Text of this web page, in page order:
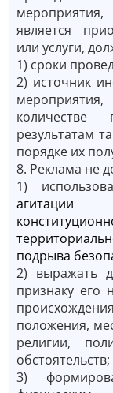
является
или услуги,
1) сроки
2) источник
результатам
порядке их
8. Реклама не
1)
агитации
подрыва
2) выражать
признаку его
положения,
религии,
обстоятельств;
3)